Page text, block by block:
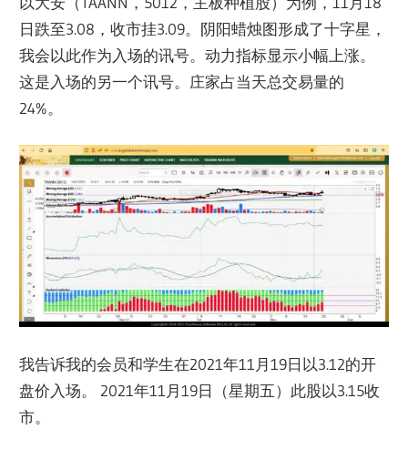
日跌至3.08，收市挂3.09。阴阳蜡烛图形成了十字星，
我会以此作为入场的讯号。动力指标显示小幅上涨。
这是入场的另一个讯号。庄家占当天总交易量的
24%。
我告诉我的会员和学生在2021年11月19日以3.12的开
盘价入场。 2021年11月19日（星期五）此股以3.15收
市。